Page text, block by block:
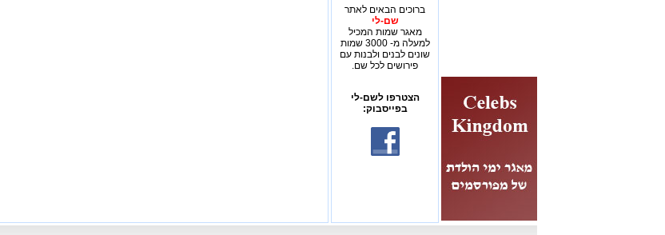
ברוכים הבאים לאתר
שם-לי
מאגר שמות המכיל
למעלה מ- 3000 שמות
שונים לבנים ולבנות עם
פירושים לכל שם.
הצטרפו לשם-לי
בפייסבוק: